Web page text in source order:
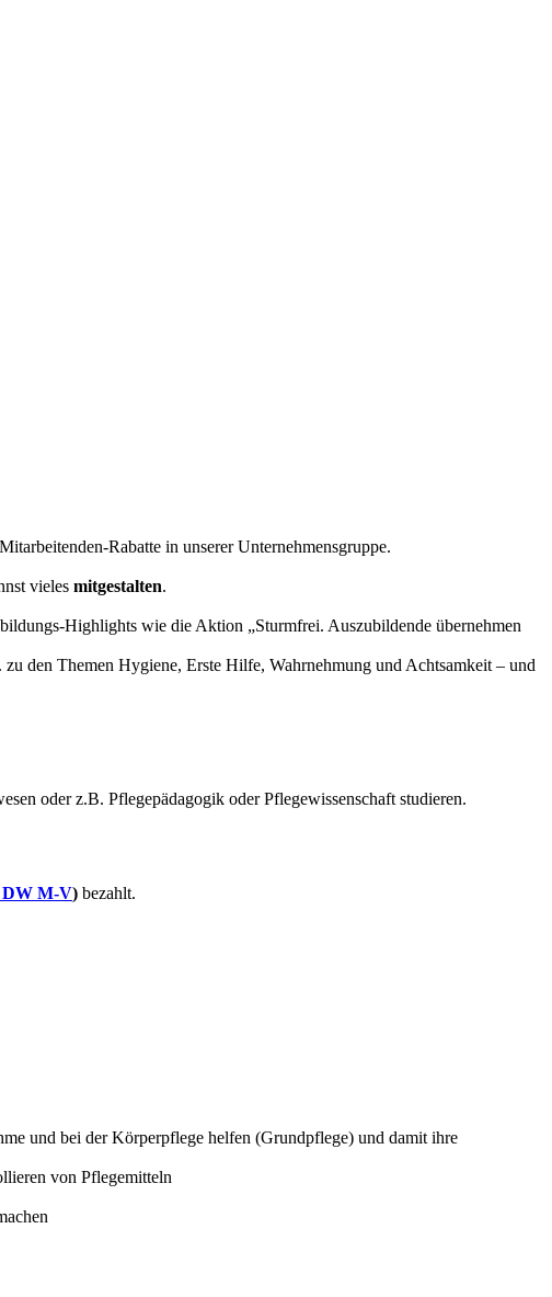
Rabatte in unserer Unternehmensgruppe.
vieles mitgestalten.
Highlights wie die Aktion „Sturmfrei. Auszubildende übernehmen
den Themen Hygiene, Erste Hilfe, Wahrnehmung und Achtsamkeit – und
oder z.B. Pflegepädagogik oder Pflegewissenschaft studieren.
DW M-V) bezahlt.
und bei der Körperpflege helfen (Grundpflege) und damit ihre
von Pflegemitteln